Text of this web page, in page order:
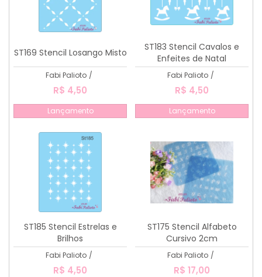
ST169 Stencil Losango Misto
Fabi Palioto /
R$ 4,50
Lançamento
ST183 Stencil Cavalos e
Enfeites de Natal
Fabi Palioto /
R$ 4,50
Lançamento
ST185 Stencil Estrelas e
Brilhos
Fabi Palioto /
R$ 4,50
ST175 Stencil Alfabeto
Cursivo 2cm
Fabi Palioto /
R$ 17,00